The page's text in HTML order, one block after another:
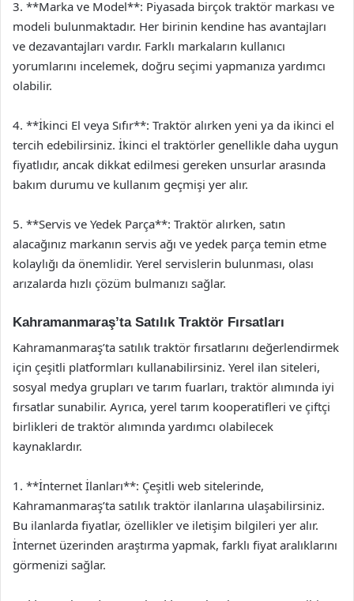
3. **Marka ve Model**: Piyasada birçok traktör markası ve
modeli bulunmaktadır. Her birinin kendine has avantajları
ve dezavantajları vardır. Farklı markaların kullanıcı
yorumlarını incelemek, doğru seçimi yapmanıza yardımcı
olabilir.
4. **İkinci El veya Sıfır**: Traktör alırken yeni ya da ikinci el
tercih edebilirsiniz. İkinci el traktörler genellikle daha uygun
fiyatlıdır, ancak dikkat edilmesi gereken unsurlar arasında
bakım durumu ve kullanım geçmişi yer alır.
5. **Servis ve Yedek Parça**: Traktör alırken, satın
alacağınız markanın servis ağı ve yedek parça temin etme
kolaylığı da önemlidir. Yerel servislerin bulunması, olası
arızalarda hızlı çözüm bulmanızı sağlar.
Kahramanmaraş’ta Satılık Traktör Fırsatları
Kahramanmaraş’ta satılık traktör fırsatlarını değerlendirmek
için çeşitli platformları kullanabilirsiniz. Yerel ilan siteleri,
sosyal medya grupları ve tarım fuarları, traktör alımında iyi
fırsatlar sunabilir. Ayrıca, yerel tarım kooperatifleri ve çiftçi
birlikleri de traktör alımında yardımcı olabilecek
kaynaklardır.
1. **İnternet İlanları**: Çeşitli web sitelerinde,
Kahramanmaraş’ta satılık traktör ilanlarına ulaşabilirsiniz.
Bu ilanlarda fiyatlar, özellikler ve iletişim bilgileri yer alır.
İnternet üzerinden araştırma yapmak, farklı fiyat aralıklarını
görmenizi sağlar.